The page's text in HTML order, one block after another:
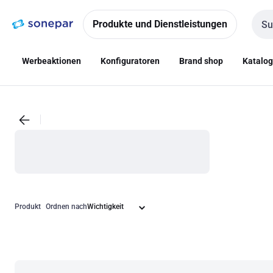
NavigationInhalt
Produkte und Dienstleistungen
Werbeaktionen Konfiguratoren Brand shop
Produkt Ordnen nach